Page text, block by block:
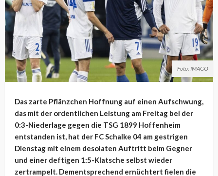
Foto: IMAGO
Das zarte Pflänzchen Hoffnung auf einen Aufschwung,
das mit der ordentlichen Leistung am Freitag bei der
0:3-Niederlage gegen die TSG 1899 Hoffenheim
entstanden ist, hat der FC Schalke 04 am gestrigen
Dienstag mit einem desolaten Auftritt beim Gegner
und einer deftigen 1:5-Klatsche selbst wieder
zertrampelt. Dementsprechend ernüchtert fielen die